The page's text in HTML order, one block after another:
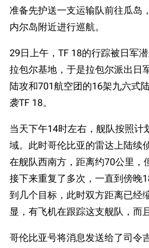
准备先护送一支运输队前往瓜岛
内尔岛附近进行巡航。
29日上午，TF 18的行踪被日军
拉包尔基地，于是拉包尔派出日
陆攻和701航空团的16架九六式
袭TF 18。
当天下午14时左右，舰队按照计
域。此时哥伦比亚的雷达上陆续
在舰队西南方，距离约70公里，
接下来重复了多次，一直到傍晚
到几个目标，此时双方距离已经
显，有飞机在跟踪这支舰队，而
哥伦比亚号将消息发送给了司令